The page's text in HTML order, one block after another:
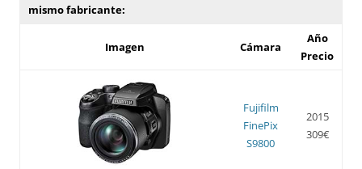
mismo fabricante:
Imagen Cámara
Año
Precio
Fujifilm
FinePix
S9800
2015
309€